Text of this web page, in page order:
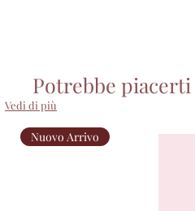
Potrebbe piacerti
Nuovo Arrivo
Vedi di più